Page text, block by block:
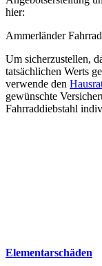
hier:
Ammerländer
Um sicherzustellen,
tatsächlichen Werts
verwende den
gewünschte
Fahrraddiebstahl
Elementarschäden